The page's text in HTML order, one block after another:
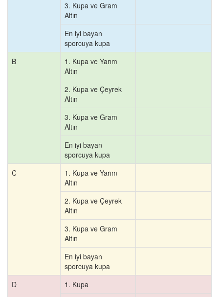
3. Kupa ve Gram
Altın
En iyi bayan
sporcuya kupa
B
1. Kupa ve Yarım
Altın
2. Kupa ve Çeyrek
Altın
3. Kupa ve Gram
Altın
En iyi bayan
sporcuya kupa
C
1. Kupa ve Yarım
Altın
2. Kupa ve Çeyrek
Altın
3. Kupa ve Gram
Altın
En iyi bayan
sporcuya kupa
D
1. Kupa